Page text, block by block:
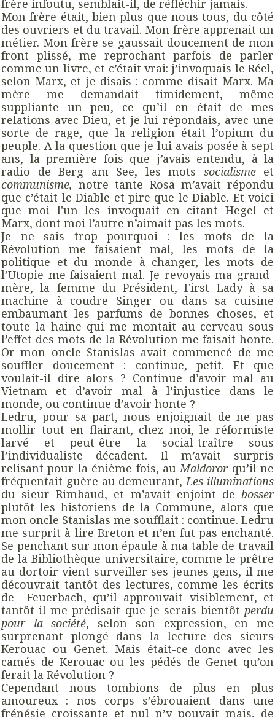
frère infoutu, semblait-il, de réfléchir jamais.
Mon frère était, bien plus que nous tous, du côté
des ouvriers et du travail. Mon frère apprenait un
métier. Mon frère se gaussait doucement de mon
front plissé, me reprochant parfois de parler
comme un livre, et c’était vrai: j’invoquais le Réel,
selon Marx, et je disais : comme disait Marx. Ma
mère me demandait timidement, même
suppliante un peu, ce qu’il en était de mes
relations avec Dieu, et je lui répondais, avec une
sorte de rage, que la religion était l’opium du
peuple. A la question que je lui avais posée à sept
ans, la première fois que j’avais entendu, à la
radio de Berg am See, les mots socialismeet
communisme, notre tante Rosa m’avait répondu
que c’était le Diable et pire que le Diable. Et voici
que moi l'un les invoquait en citant Hegel et
Marx, dont moi l’autre n’aimait pas les mots.
Je ne sais trop pourquoi : les mots de la
Révolution me faisaient mal, les mots de la
politique et du monde à changer, les mots de
l’Utopie me faisaient mal. Je revoyais ma grand-
mère, la femme du Président, First Lady à sa
machine à coudre Singer ou dans sa cuisine
embaumant les parfums de bonnes choses, et
toute la haine qui me montait au cerveau sous
l’effet des mots de la Révolution me faisait honte.
Or mon oncle Stanislas avait commencé de me
souffler doucement : continue, petit. Et que
voulait-il dire alors ? Continue d’avoir mal au
Vietnam et d’avoir mal à l’injustice dans le
monde, ou continue d’avoir honte ?
Ledru, pour sa part, nous enjoignait de ne pas
mollir tout en flairant, chez moi, le réformiste
larvé et peut-être la social-traître sous
l’individualiste décadent. Il m’avait surpris
relisant pour la énième fois, auMaldororqu’il ne
fréquentait guère au demeurant,Les illuminations
du sieur Rimbaud, et m’avait enjoint de bosser
plutôt les historiens de la Commune, alors que
mon oncle Stanislas me soufflait : continue. Ledru
me surprit à lire Breton et n’en fut pas enchanté.
Se penchant sur mon épaule à ma table de travail
de la Bibliothèque universitaire, comme le prêtre
au dortoir vient surveiller ses jeunes gens, il me
découvrait tantôt des lectures, comme les écrits
de Feuerbach, qu’il approuvait visiblement, et
tantôt il me prédisait que je serais bientôt perdu
pour la société, selon son expression, en me
surprenant plongé dans la lecture des sieurs
Kerouac ou Genet. Mais était-ce donc avec les
camés de Kerouac ou les pédés de Genet qu’on
ferait la Révolution ?
Cependant nous tombions de plus en plus
amoureux : nos corps s’ébrouaient dans une
frénésie croissante et nul n’y pouvait mais, de